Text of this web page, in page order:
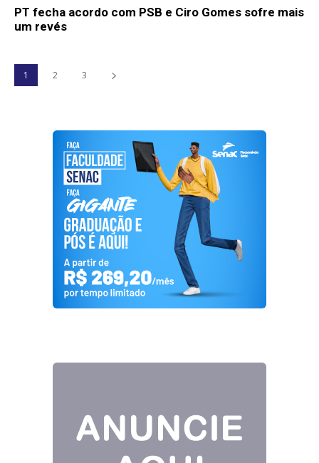
PT fecha acordo com PSB e Ciro Gomes sofre mais
um revés
1 2 3